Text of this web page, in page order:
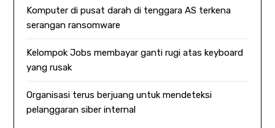
Komputer di pusat darah di tenggara AS terkena
serangan ransomware
Kelompok Jobs membayar ganti rugi atas keyboard
yang rusak
Organisasi terus berjuang untuk mendeteksi
pelanggaran siber internal